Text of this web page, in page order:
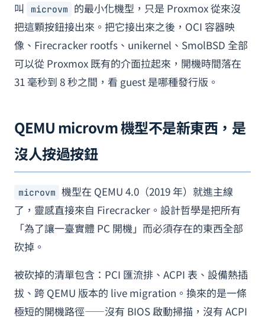
叫
microvm
的最小化機型，只是 Proxmox 從來沒
把這顆按鈕接出來。把它接出來之後，OCI 容器映
像、Firecracker rootfs、unikernel、SmolBSD 全部
可以從 Proxmox 既有的介面拉起來，開機時間落在
31 毫秒到 8 秒之間，看 guest 是哪種發行版。
QEMU microvm 機型不是新東西，是
沒人按過按鈕
microvm 機型在 QEMU 4.0（2019 年）就進主線
了，靈感直接來自 Firecracker。設計哲學是把所有
「為了讓一臺實體 PC 開機」而必須存在的東西全部
砍掉。
被砍掉的清單包含：PCI 匯流排、ACPI 表、設備熱插
拔、跨 QEMU 版本的 live migration。換來的是一條
極短的開機路徑——沒有 BIOS 啟動掃描，沒有 ACPI